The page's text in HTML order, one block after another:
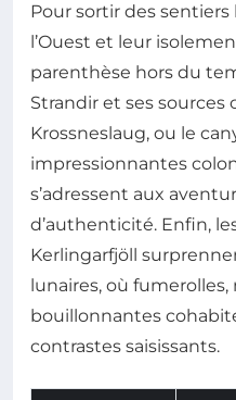
Pour sortir des sentiers
l’Ouest et leur
parenthèse hors du
Strandir et ses sources
Krossneslaug, ou le
impressionnantes
s’adressent aux
d’authenticité. Enfin,
Kerlingarfjöll
lunaires, où
bouillonnantes
contrastes saisissants.